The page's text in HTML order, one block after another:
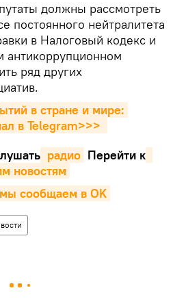
должны рассмотреть
постоянного нейтралитета
в Налоговый кодекс и
антикоррупционном
ряд других
в стране и мире:
в Telegram>>>
радио Перейти к
новостям
сообщаем в OK